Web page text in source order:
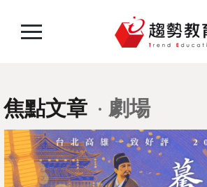
焦點文章 劇場